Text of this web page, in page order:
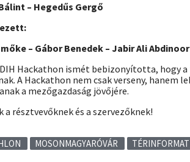
– Hegedűs Gergő
– Gábor Benedek – Jabir Ali Abdinoor
Hackathon ismét bebizonyította,
A Hackathon nem csak verseny, hanem
a mezőgazdaság jövőjére.
a résztvevőknek és a szervezőknek!
MOSONMAGYARÓVÁR